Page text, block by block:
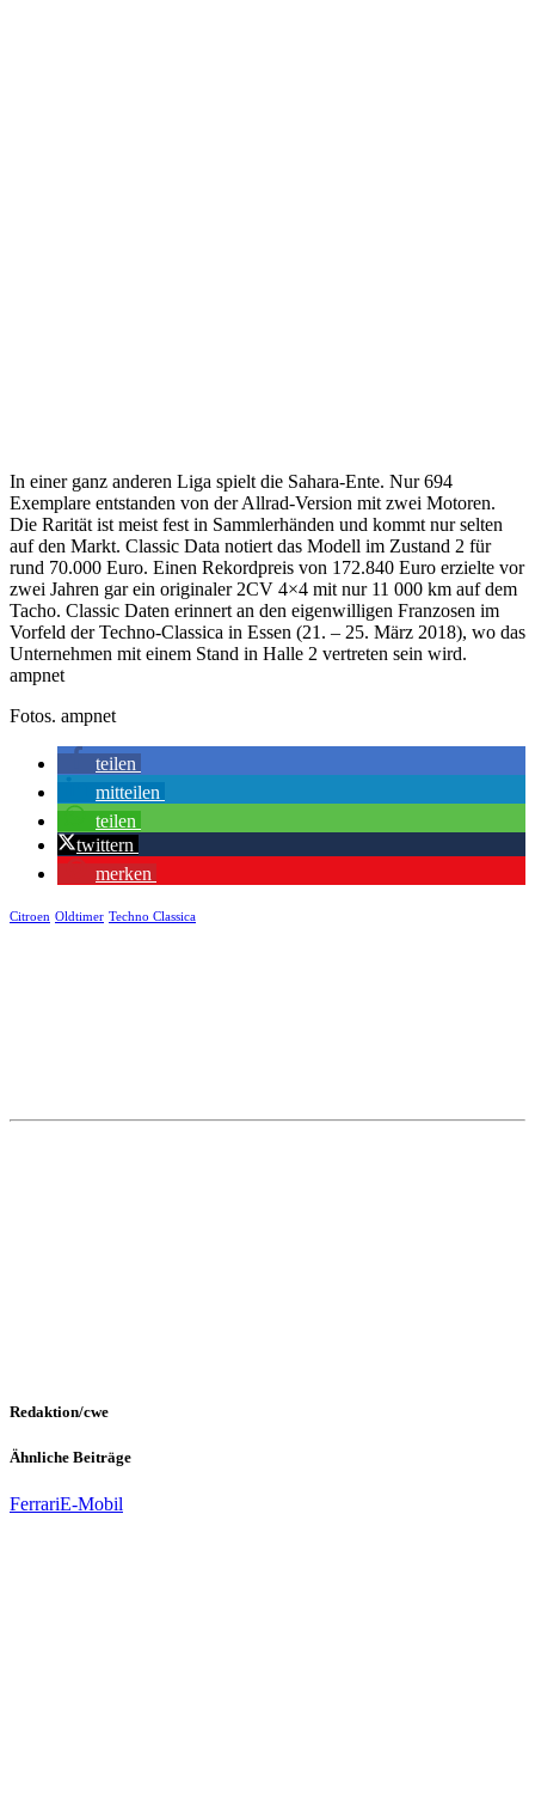
In einer ganz anderen Liga spielt die Sahara-Ente. Nur 694
Exemplare entstanden von der Allrad-Version mit zwei Motoren.
Die Rarität ist meist fest in Sammlerhänden und kommt nur selten
auf den Markt. Classic Data notiert das Modell im Zustand 2 für
rund 70.000 Euro. Einen Rekordpreis von 172.840 Euro erzielte vor
zwei Jahren gar ein originaler 2CV 4×4 mit nur 11 000 km auf dem
Tacho. Classic Daten erinnert an den eigenwilligen Franzosen im
Vorfeld der Techno-Classica in Essen (21. – 25. März 2018), wo das
Unternehmen mit einem Stand in Halle 2 vertreten sein wird.
ampnet
Fotos. ampnet
teilen
mitteilen
teilen
twittern
merken
Citroen Oldtimer Techno Classica
Redaktion/cwe
Ähnliche Beiträge
FerrariE-Mobil